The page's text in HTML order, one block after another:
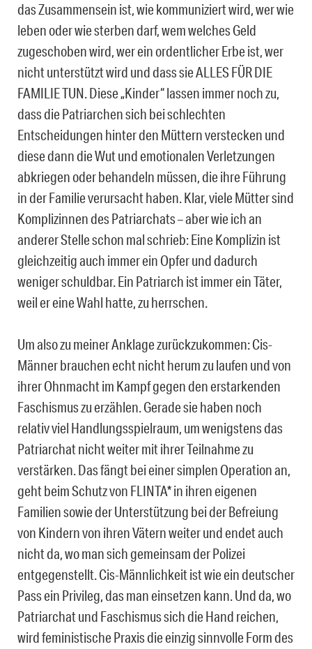
das Zusammensein ist, wie kommuniziert wird, wer wie
leben oder wie sterben darf, wem welches Geld
zugeschoben wird, wer ein ordentlicher Erbe ist, wer
nicht unterstützt wird und dass sie ALLES FÜR DIE
FAMILIE TUN. Diese „Kinder“ lassen immer noch zu,
dass die Patriarchen sich bei schlechten
Entscheidungen hinter den Müttern verstecken und
diese dann die Wut und emotionalen Verletzungen
abkriegen oder behandeln müssen, die ihre Führung
in der Familie verursacht haben. Klar, viele Mütter sind
Komplizinnen des Patriarchats – aber wie ich an
anderer Stelle schon mal schrieb: Eine Komplizin ist
gleichzeitig auch immer ein Opfer und dadurch
weniger schuldbar. Ein Patriarch ist immer ein Täter,
weil er eine Wahl hatte, zu herrschen.
Um also zu meiner Anklage zurückzukommen: Cis-
Männer brauchen echt nicht herum zu laufen und von
ihrer Ohnmacht im Kampf gegen den erstarkenden
Faschismus zu erzählen. Gerade sie haben noch
relativ viel Handlungsspielraum, um wenigstens das
Patriarchat nicht weiter mit ihrer Teilnahme zu
verstärken. Das fängt bei einer simplen Operation an,
geht beim Schutz von FLINTA* in ihren eigenen
Familien sowie der Unterstützung bei der Befreiung
von Kindern von ihren Vätern weiter und endet auch
nicht da, wo man sich gemeinsam der Polizei
entgegenstellt. Cis-Männlichkeit ist wie ein deutscher
Pass ein Privileg, das man einsetzen kann. Und da, wo
Patriarchat und Faschismus sich die Hand reichen,
wird feministische Praxis die einzig sinnvolle Form des